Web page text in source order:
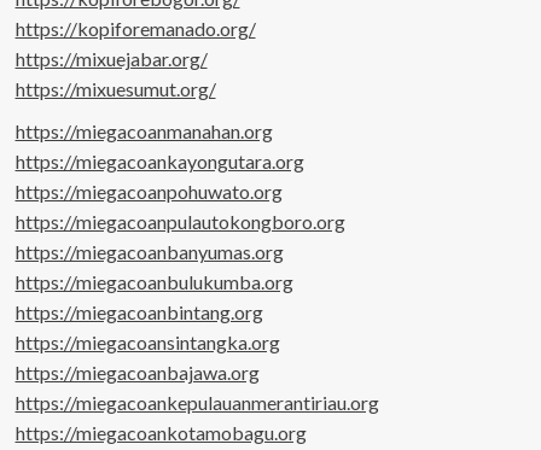
https://kopiforemanado.org/
https://mixuejabar.org/
https://mixuesumut.org/
https://miegacoanmanahan.org
https://miegacoankayongutara.org
https://miegacoanpohuwato.org
https://miegacoanpulautokongboro.org
https://miegacoanbanyumas.org
https://miegacoanbulukumba.org
https://miegacoanbintang.org
https://miegacoansintangka.org
https://miegacoanbajawa.org
https://miegacoankepulauanmerantiriau.org
https://miegacoankotamobagu.org